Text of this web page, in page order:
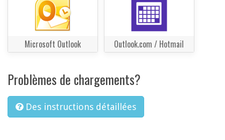
Microsoft Outlook Outlook.com / Hotmail
Problèmes de chargements?
Des instructions détaillées